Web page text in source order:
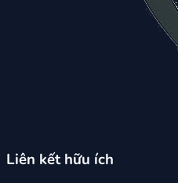
Liên kết hữu ích